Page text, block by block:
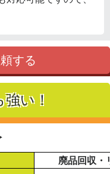
する
い！
廃品回収・